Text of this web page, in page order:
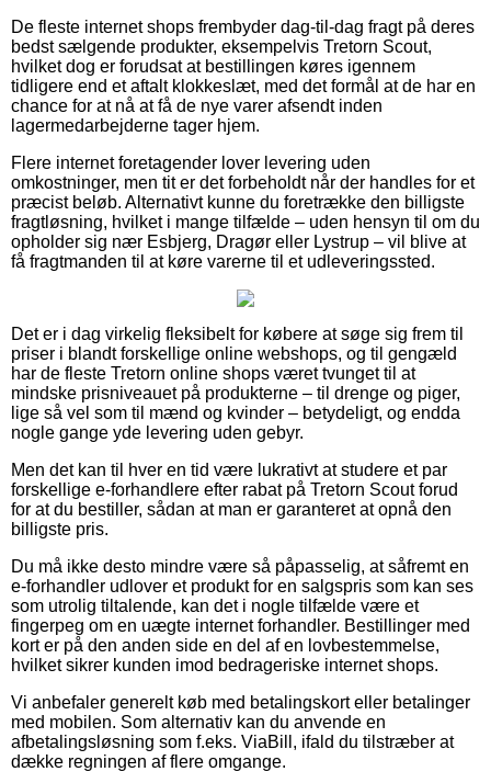
De fleste internet shops frembyder dag-til-dag fragt på deres
bedst sælgende produkter, eksempelvis Tretorn Scout,
hvilket dog er forudsat at bestillingen køres igennem
tidligere end et aftalt klokkeslæt, med det formål at de har en
chance for at nå at få de nye varer afsendt inden
lagermedarbejderne tager hjem.
Flere internet foretagender lover levering uden
omkostninger, men tit er det forbeholdt når der handles for et
præcist beløb. Alternativt kunne du foretrække den billigste
fragtløsning, hvilket i mange tilfælde – uden hensyn til om du
opholder sig nær Esbjerg, Dragør eller Lystrup – vil blive at
få fragtmanden til at køre varerne til et udleveringssted.
Det er i dag virkelig fleksibelt for købere at søge sig frem til
priser i blandt forskellige online webshops, og til gengæld
har de fleste Tretorn online shops været tvunget til at
mindske prisniveauet på produkterne – til drenge og piger,
lige så vel som til mænd og kvinder – betydeligt, og endda
nogle gange yde levering uden gebyr.
Men det kan til hver en tid være lukrativt at studere et par
forskellige e-forhandlere efter rabat på Tretorn Scout forud
for at du bestiller, sådan at man er garanteret at opnå den
billigste pris.
Du må ikke desto mindre være så påpasselig, at såfremt en
e-forhandler udlover et produkt for en salgspris som kan ses
som utrolig tiltalende, kan det i nogle tilfælde være et
fingerpeg om en uægte internet forhandler. Bestillinger med
kort er på den anden side en del af en lovbestemmelse,
hvilket sikrer kunden imod bedrageriske internet shops.
Vi anbefaler generelt køb med betalingskort eller betalinger
med mobilen. Som alternativ kan du anvende en
afbetalingsløsning som f.eks. ViaBill, ifald du tilstræber at
dække regningen af flere omgange.